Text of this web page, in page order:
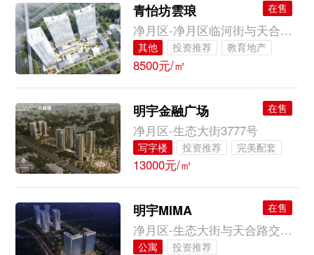
青怡坊雲琅 在售
净月区-净月区临河街与天合路交会
其他 投资推荐
教育地产
地铁沿线
8500元/㎡
明宇金融广场 在售
净月区-生态大街3777号
写字楼 投资推荐 完美配套
13000元/㎡
明宇MIMA 在售
净月区-生态大街与天合路交会处（麦德龙北侧）
公寓 投资推荐